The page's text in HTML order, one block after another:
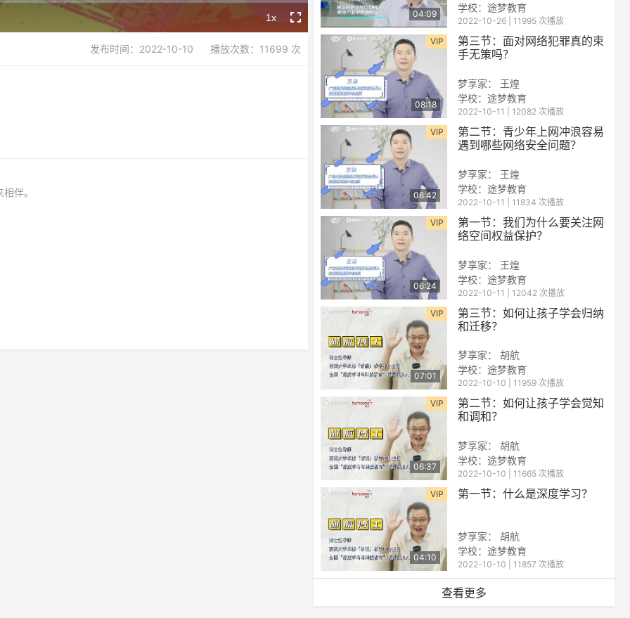
Playback
Rate
1x Fullscreen
发布时间：2022-10-10 播放次数：11699 次
伴。
04:09
学校： 途梦教育
2022-10-26 | 11995 次播放
VIP
08:18
第三节：面对网络犯罪真的束
手无策吗？
梦享家： 王煌
学校： 途梦教育
2022-10-11 | 12082 次播放
VIP
08:42
第二节：青少年上网冲浪容易
遇到哪些网络安全问题？
梦享家： 王煌
学校： 途梦教育
2022-10-11 | 11834 次播放
VIP
06:24
第一节：我们为什么要关注网
络空间权益保护？
梦享家： 王煌
学校： 途梦教育
2022-10-11 | 12042 次播放
VIP
07:01
第三节：如何让孩子学会归纳
和迁移？
梦享家： 胡航
学校： 途梦教育
2022-10-10 | 11959 次播放
VIP
06:37
第二节：如何让孩子学会觉知
和调和？
梦享家： 胡航
学校： 途梦教育
2022-10-10 | 11665 次播放
VIP
04:10
第一节：什么是深度学习？
梦享家： 胡航
学校： 途梦教育
2022-10-10 | 11857 次播放
查看更多